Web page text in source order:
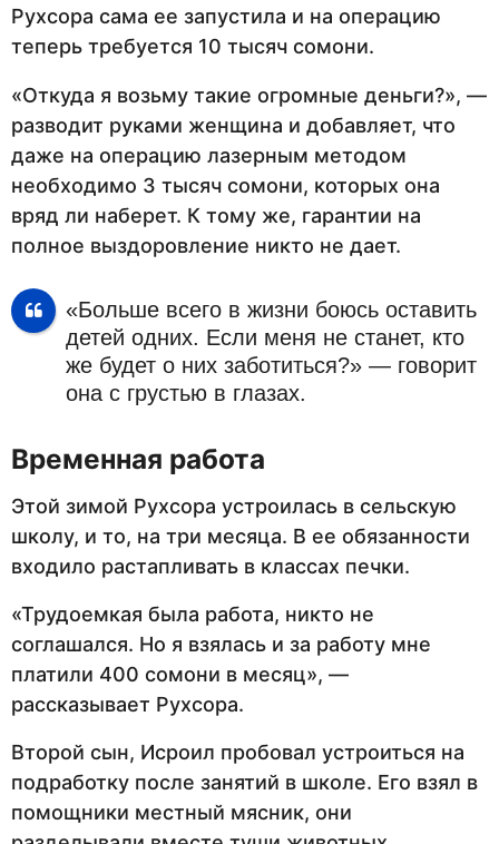
Рухсора сама ее запустила и на операцию
теперь требуется 10 тысяч сомони.
«Откуда я возьму такие огромные деньги?», —
разводит руками женщина и добавляет, что
даже на операцию лазерным методом
необходимо 3 тысяч сомони, которых она
вряд ли наберет. К тому же, гарантии на
полное выздоровление никто не дает.
«Больше всего в жизни боюсь оставить
детей одних. Если меня не станет, кто
же будет о них заботиться?» — говорит
она с грустью в глазах.
Временная работа
Этой зимой Рухсора устроилась в сельскую
школу, и то, на три месяца. В ее обязанности
входило растапливать в классах печки.
«Трудоемкая была работа, никто не
соглашался. Но я взялась и за работу мне
платили 400 сомони в месяц», —
рассказывает Рухсора.
Второй сын, Исроил пробовал устроиться на
подработку после занятий в школе. Его взял в
помощники местный мясник, они